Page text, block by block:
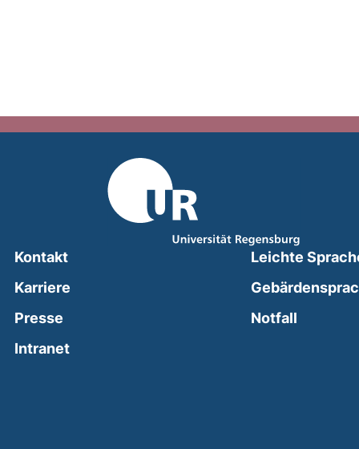
Kontakt
Karriere
Presse
Intranet(external link, opens in a new window)
Leichte
Notfall